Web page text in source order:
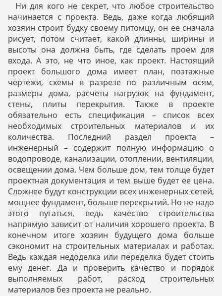
Ни для кого не секрет, что любое строительство
начинается с проекта. Ведь, даже когда любящий
хозяин строит будку своему питомцу, он ее сначала
рисует, потом считает, какой длинны, ширины и
высоты она должна быть, где сделать проем для
входа. А это, не что иное, как проект. Настоящий
проект большого дома имеет план, поэтажные
чертежи, схемы в разрезе по различным осям,
размеры дома, расчеты нагрузок на фундамент,
стены, плиты перекрытия. Также в проекте
обязательно есть спецификация – список всех
необходимых строительных материалов и их
количества. Последний раздел проекта –
инженерный – содержит полную информацию о
водопроводе, канализации, отоплении, вентиляции,
освещении дома. Чем больше дом, тем толще будет
проектная документация и тем выше будет ее цена.
Сложнее будут конструкции всех инженерных сетей,
мощнее фундамент, больше перекрытий. Но не надо
этого пугаться, ведь качество строительства
напрямую зависит от наличия хорошего проекта. В
конечном итоге хозяин будущего дома больше
сэкономит на строительных материалах и работах.
Ведь каждая недоделка или переделка будет стоить
ему денег. Да и проверить качество и порядок
выполняемых работ, расход строительных
материалов без проекта не реально.